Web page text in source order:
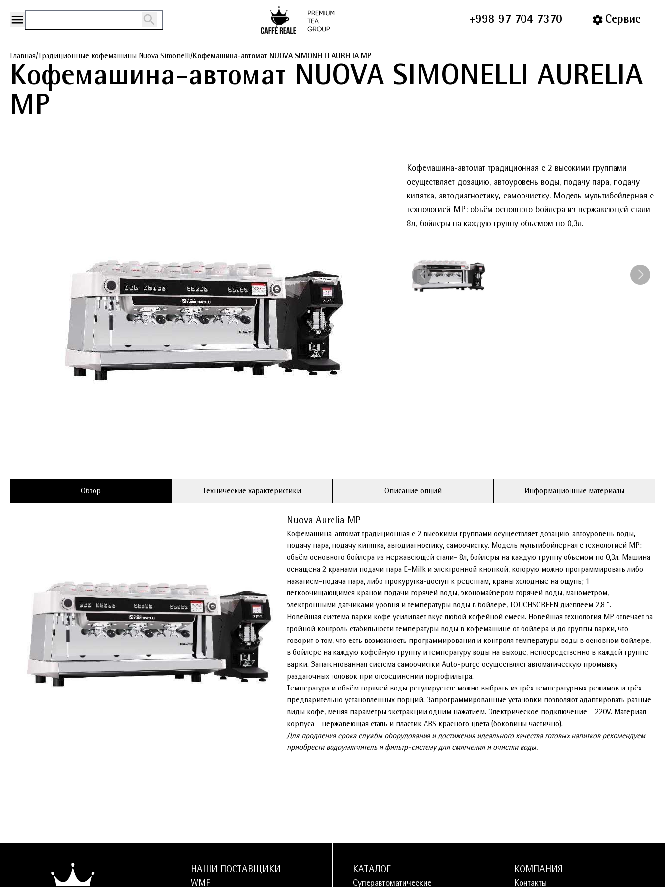
+998 97 704 7370 Сервис
Главная/ Традиционные кофемашины Nuova Simonelli/ Кофемашина-автомат NUOVA SIMONELLI AURELIA MP
Кофемашина-автомат NUOVA SIMONELLI AURELIA
MP
Кофемашина-автомат традиционная с 2 высокими группами
осуществляет дозацию, автоуровень воды, подачу пара, подачу
кипятка, автодиагностику, самоочистку. Модель мультибойлерная с
технологией MP: объём основного бойлера из нержавеющей стали-
8л, бойлеры на каждую группу объемом по 0,3л.
Обзор Технические характеристики Описание опций Информационные материалы
Nuova Aurelia MP
Кофемашина-автомат традиционная с 2 высокими группами осуществляет дозацию, автоуровень воды,
подачу пара, подачу кипятка, автодиагностику, самоочистку. Модель мультибойлерная с технологией MP:
объём основного бойлера из нержавеющей стали- 8л, бойлеры на каждую группу объемом по 0,3л. Машина
оснащена 2 кранами подачи пара E-Milk и электронной кнопкой, которую можно программировать либо
нажатием-подача пара, либо прокурутка-доступ к рецептам, краны холодные на ощупь; 1
легкоочищающимся краном подачи горячей воды, экономайзером горячей воды, манометром,
электронными датчиками уровня и температуры воды в бойлере, TOUCHSCREEN дисплеем 2,8 ".
Новейшая система варки кофе усиливает вкус любой кофейной смеси. Новейшая технология MP отвечает за
тройной контроль стабильности температуры воды в кофемашине от бойлера и до группы варки, что
говорит о том, что есть возможность программирования и контроля температуры воды в основном бойлере,
в бойлере на каждую кофейную группу и температуру воды на выходе, непосредственно в каждой группе
варки. Запатентованная система самоочистки Auto-purge осуществляет автоматическую промывку
раздаточных головок при отсоединении портофильтра.
Температура и объём горячей воды регулируется: можно выбрать из трёх температурных режимов и трёх
предварительно установленных порций. Запрограммированные установки позволяют адаптировать разные
виды кофе, меняя параметры экстракции одним нажатием. Электрическое подключение - 220V. Материал
корпуса - нержавеющая сталь и пластик ABS красного цвета (боковины частично).
Для продления срока службы оборудования и достижения идеального качества готовых напитков рекомендуем
приобрести водоумягчитель и фильтр-систему для смягчения и очистки воды.
НАШИ ПОСТАВЩИКИ
WMF
КАТАЛОГ
Суперавтоматические
КОМПАНИЯ
Контакты